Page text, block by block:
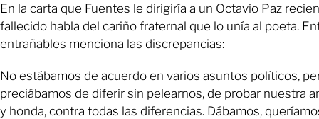
En la carta que Fuentes le dirigiría a un Octavio Paz
fallecido habla del cariño fraternal que lo unía al poeta.
entrañables menciona las discrepancias:
No estábamos de acuerdo en varios asuntos políticos,
preciábamos de diferir sin pelearnos, de probar nuestra
y honda, contra todas las diferencias. Dábamos,